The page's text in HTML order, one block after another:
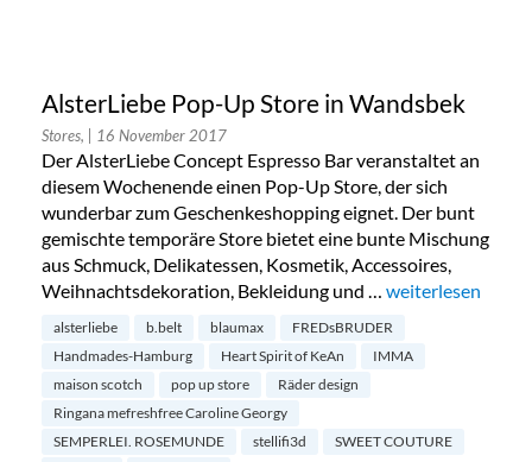
AlsterLiebe Pop-Up Store in Wandsbek
Stores, | 16 November 2017
Der AlsterLiebe Concept Espresso Bar veranstaltet an
diesem Wochenende einen Pop-Up Store, der sich
wunderbar zum Geschenkeshopping eignet. Der bunt
gemischte temporäre Store bietet eine bunte Mischung
aus Schmuck, Delikatessen, Kosmetik, Accessoires,
Weihnachtsdekoration, Bekleidung und … „AlsterLiebe
weiterlesen
alsterliebe b.belt blaumax
FREDsBRUDER
Handmades-Hamburg
Heart Spirit of KeAn
IMMA
maison scotch
pop up store
Räder design
Ringana mefreshfree Caroline Georgy
SEMPERLEI. ROSEMUNDE
stellifi3d
SWEET COUTURE